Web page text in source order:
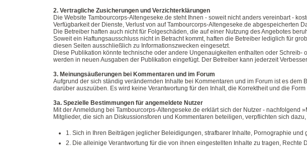
2. Vertragliche Zusicherungen und Verzichterklärungen
Die Website Tambourcorps-Altengeseke.de steht Ihnen - soweit nicht anders vereinbart -
Verfügbarkeit der Dienste, Verlust von auf Tambourcorps-Altengeseke.de abgespeicherten
Die Betreiber haften auch nicht für Folgeschäden, die auf einer Nutzung des Angebotes
Soweit ein Haftungsausschluss nicht in Betracht kommt, haften die Betreiber lediglich für
diesen Seiten ausschließlich zu Informationszwecken eingesetzt.
Diese Publikation könnte technische oder andere Ungenauigkeiten enthalten oder
werden in neuen Ausgaben der Publikation eingefügt. Der Betreiber kann jederzeit
3. Meinungsäußerungen bei Kommentaren und im Forum
Aufgrund der sich ständig verändernden Inhalte bei Kommentaren und im Forum ist es
darüber auszuüben. Es wird keine Verantwortung für den Inhalt, die Korrektheit und die
3a. Spezielle Bestimmungen für angemeldete Nutzer
Mit der Anmeldung bei Tambourcorps-Altengeseke.de erklärt sich der Nutzer -
Mitglieder, die sich an Diskussionsforen und Kommentaren beteiligen, verpflichten sich dazu,
1. Sich in Ihren Beiträgen jeglicher Beleidigungen, strafbarer Inhalte, Pornographie und
2. Die alleinige Verantwortung für die von ihnen eingestellten Inhalte zu tragen,